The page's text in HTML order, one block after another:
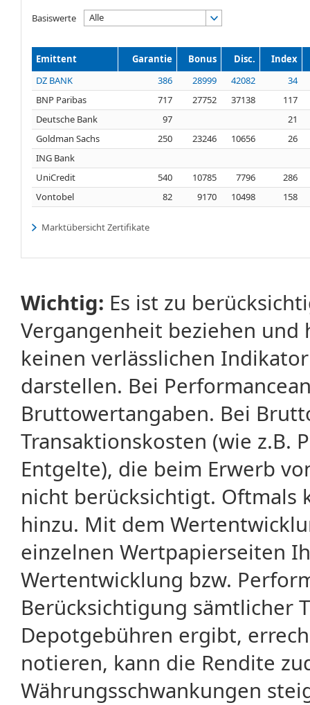
Basiswerte Alle
Emittent Garantie Bonus Disc.
Index
DZ BANK
386 28999 42082
34
BNP Paribas
717 27752 37138
117
Deutsche Bank
97
21
Goldman Sachs
250 23246 10656
26
ING Bank
UniCredit
540 10785 7796
286
Vontobel
82 9170 10498 158
Marktübersicht Zertifikate
Wichtig: Es ist zu
Vergangenheit beziehen
keinen verlässlichen
darstellen. Bei
Bruttowertangaben. Bei
Transaktionskosten (wie z.B.
Entgelte), die beim Erwerb
nicht berücksichtigt. Oftmals
hinzu. Mit dem
einzelnen Wertpapierseiten
Wertentwicklung bzw.
Berücksichtigung sämtlicher
Depotgebühren ergibt,
notieren, kann die Rendite
Währungsschwankungen